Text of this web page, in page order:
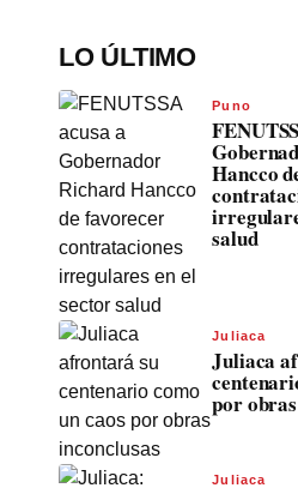
LO ÚLTIMO
Puno
Hancco
salud
Juliaca
Juliaca
por
Juliaca